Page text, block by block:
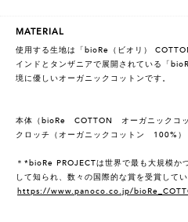
MATERIAL
使用する生地は「bioRe（ビオリ）
インドとタンザニアで展開されている「
境に優しいオーガニックコットンです。
本体（bioRe COTTON オーガニックコ
クロッチ（オーガニックコットン 100%）
＊*bioRe PROJECTは世界で最も大規模か
して知られ、数々の国際的な賞を受賞してい
https://www.panoco.co.jp/